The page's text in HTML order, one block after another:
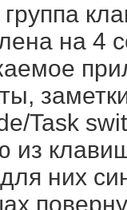
на 4
Task
из
них